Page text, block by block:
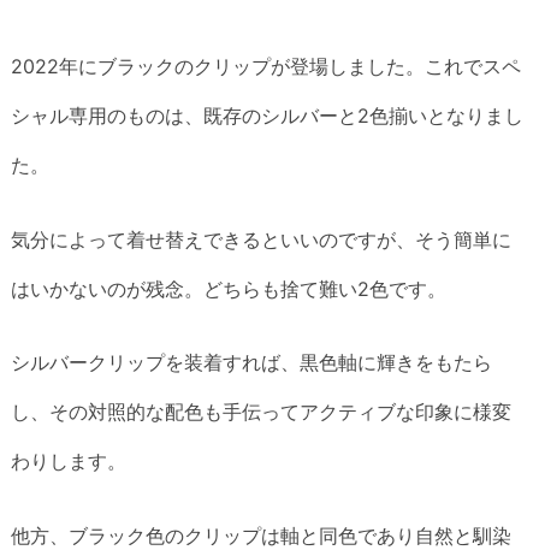
2022年にブラックのクリップが登場しました。これでスペ
シャル専用のものは、既存のシルバーと2色揃いとなりまし
た。
気分によって着せ替えできるといいのですが、そう簡単に
はいかないのが残念。どちらも捨て難い2色です。
シルバークリップを装着すれば、黒色軸に輝きをもたら
し、その対照的な配色も手伝ってアクティブな印象に様変
わりします。
他方、ブラック色のクリップは軸と同色であり自然と馴染